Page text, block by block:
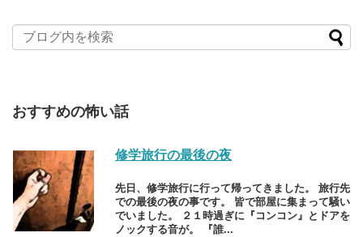
おすすめの怖い話
修学旅行の最後の夜
先日、修学旅行に行って帰ってきました。 旅行先
での最後の夜の事です。 皆で部屋に集まって騒い
でいました。 ２１時過ぎに『コンコン』とドアを
ノックする音が。 『誰...